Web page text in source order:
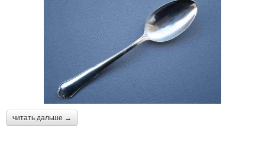
читать дальше →